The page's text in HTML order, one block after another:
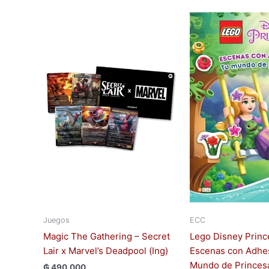
Juegos
Magic The Gathering – Secret
Lair x Marvel’s Deadpool (Ing)
ECC
Lego Disney
Escenas con
Mundo de